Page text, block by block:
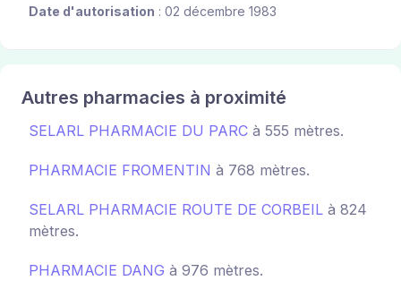
Date d'autorisation : 02 décembre 1983
Autres pharmacies à proximité
SELARL PHARMACIE DU PARC à 555 mètres.
PHARMACIE FROMENTIN à 768 mètres.
SELARL PHARMACIE ROUTE DE CORBEIL à 824
mètres.
PHARMACIE DANG à 976 mètres.